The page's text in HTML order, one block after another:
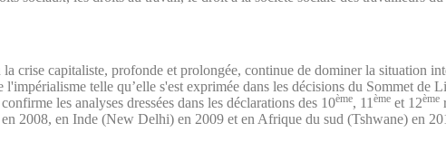
crise capitaliste, profonde et prolongée, continue de dominer la situation
l'impérialisme telle qu’elle s'est exprimée dans les décisions du Sommet de
les analyses dressées dans les déclarations des 10ème, 11ème et 12ème
2008, en Inde (New Delhi) en 2009 et en Afrique du sud (Tshwane) en